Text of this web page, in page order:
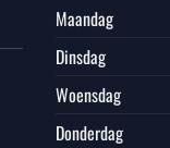
Maandag
Dinsdag
Woensdag
Donderdag